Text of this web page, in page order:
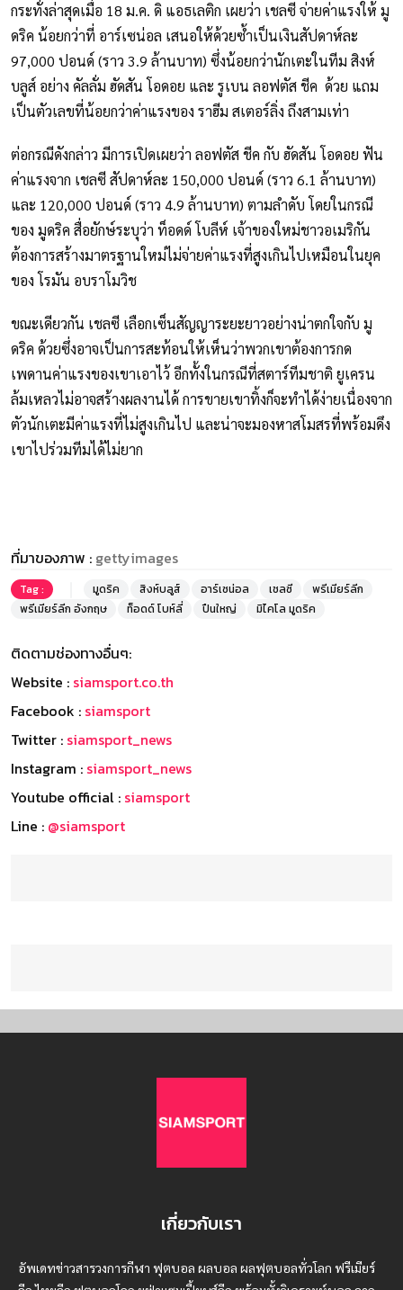
กระทั่งล่าสุดเมื่อ 18 ม.ค. ดิ แอธเลติก เผยว่า เชลซี จ่ายค่าแรงให้ มู
ดริค น้อยกว่าที่ อาร์เซน่อล เสนอให้ด้วยซ้ำเป็นเงินสัปดาห์ละ
97,000 ปอนด์ (ราว 3.9 ล้านบาท) ซึ่งน้อยกว่านักเตะในทีม สิงห์
บลูส์ อย่าง คัลลั่ม ฮัดสัน โอดอย และ รูเบน ลอฟตัส ชีค ด้วย แถม
เป็นตัวเลขที่น้อยกว่าค่าแรงของ ราฮีม สเตอร์ลิ่ง ถึงสามเท่า
ต่อกรณีดังกล่าว มีการเปิดเผยว่า ลอฟตัส ชีค กับ ฮัดสัน โอดอย ฟัน
ค่าแรงจาก เชลซี สัปดาห์ละ 150,000 ปอนด์ (ราว 6.1 ล้านบาท)
และ 120,000 ปอนด์ (ราว 4.9 ล้านบาท) ตามลำดับ โดยในกรณี
ของ มูดริค สื่อยักษ์ระบุว่า ท็อดด์ โบลีห์ เจ้าของใหม่ชาวอเมริกัน
ต้องการสร้างมาตรฐานใหม่ไม่จ่ายค่าแรงที่สูงเกินไปเหมือนในยุค
ของ โรมัน อบราโมวิช
ขณะเดียวกัน เชลซี เลือกเซ็นสัญญาระยะยาวอย่างน่าตกใจกับ มู
ดริค ด้วยซึ่งอาจเป็นการสะท้อนให้เห็นว่าพวกเขาต้องการกด
เพดานค่าแรงของเขาเอาไว้ อีกทั้งในกรณีที่สตาร์ทีมชาติ ยูเครน
ล้มเหลวไม่อาจสร้างผลงานได้ การขายเขาทิ้งก็จะทำได้ง่ายเนื่องจาก
ตัวนักเตะมีค่าแรงที่ไม่สูงเกินไป และน่าจะมองหาสโมสรที่พร้อมดึง
เขาไปร่วมทีมได้ไม่ยาก
ที่มาของภาพ : gettyimages
Tag : มูดริค สิงห์บลูส์ อาร์เซน่อล เชลซี
พรีเมียร์ลีก
พรีเมียร์ลีก อังกฤษ
ท็อดด์ โบห์ลี่ ปืนใหญ่ มิไคโล มูดริค
ติดตามช่องทางอื่นๆ:
Website : siamsport.co.th
Facebook : siamsport
Twitter : siamsport_news
Instagram : siamsport_news
Youtube official : siamsport
Line : @siamsport
เกี่ยวกับเรา
อัพเดทข่าวสารวงการกีฬา ฟุตบอล ผลบอล ผลฟุตบอลทั่วโลก ฟรีเมียร์